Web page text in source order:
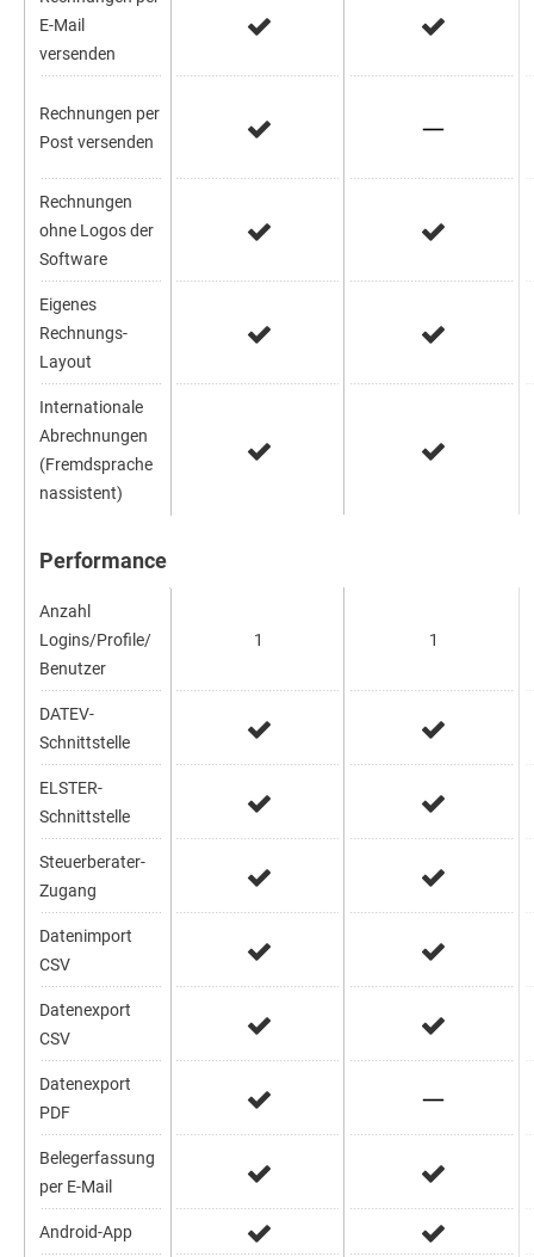
E-Mail
versenden
Rechnungen per
Post versenden
Rechnungen
ohne Logos der
Software
Eigenes
Rechnungs-
Layout
Internationale
Abrechnungen
(Fremdsprache
nassistent)
Performance
Anzahl
Logins/Profile/
Benutzer
DATEV-
Schnittstelle
ELSTER-
Schnittstelle
Steuerberater-
Zugang
Datenimport
CSV
Datenexport
CSV
Datenexport
PDF
Belegerfassung
per E-Mail
Android-App
1 1